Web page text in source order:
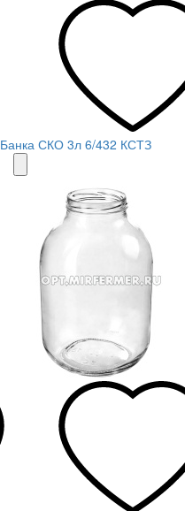
Банка СКО 3л 6/432 КСТЗ